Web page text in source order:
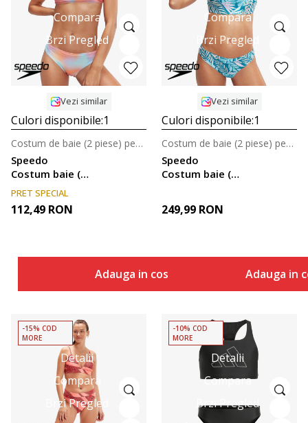
Compara
Brzi Pregled
Vezi similar
Culori disponibile:1
Speedo
Costum baie (2
piese) Printed
Ajustable
Thinstrap
Costum de baie (2 piese) pentru femei
PRET SPECIAL
112,49 RON
Adauga in cos
Compara
Brzi Pregled
Vezi similar
Culori disponibile:1
Speedo
Costum baie (2
Thinstrap
Costum de baie (2 piese) pentru femei
249,99 RON
Adauga in
Detalii
Compara
Brzi Pregled
-15% COD
MORE
Detalii
Compara
Brzi Pregled
-10% COD
MORE